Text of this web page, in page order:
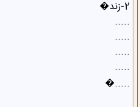
2-زند�
.....
.....
.....
.....
.....�